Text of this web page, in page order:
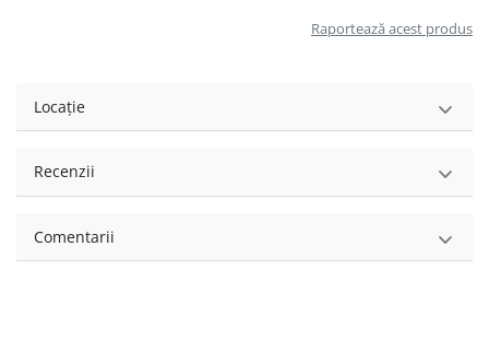
Raportează acest produs
Locație
Recenzii
Comentarii